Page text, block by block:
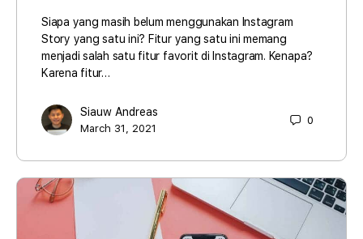
Siapa yang masih belum menggunakan Instagram
Story yang satu ini? Fitur yang satu ini memang
menjadi salah satu fitur favorit di Instagram. Kenapa?
Karena fitur…
Siauw Andreas
March 31, 2021
0